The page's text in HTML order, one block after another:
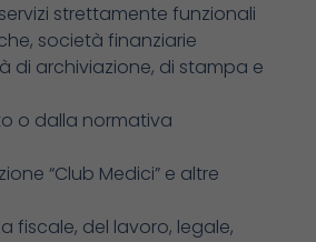
strettamente funzionali
società finanziarie
di archiviazione, di stampa e
o dalla normativa
“Club Medici” e altre
fiscale, del lavoro, legale,